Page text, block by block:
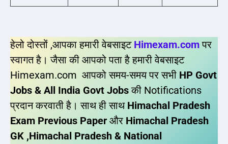
हेलो दोस्तों ,आपका हमारी वेबसाइट Himexam.comपर
स्वागत है। जैसा की आपको पता है हमारी वेबसाइट
Himexam.com आपको समय-समय पर सभी HP Govt
Jobs & All India Govt Jobsकी Notifications
प्रदान करवाती है। साथ ही साथ Himachal Pradesh
Exam Previous Paper और Himachal Pradesh
GK ,Himachal Pradesh & National